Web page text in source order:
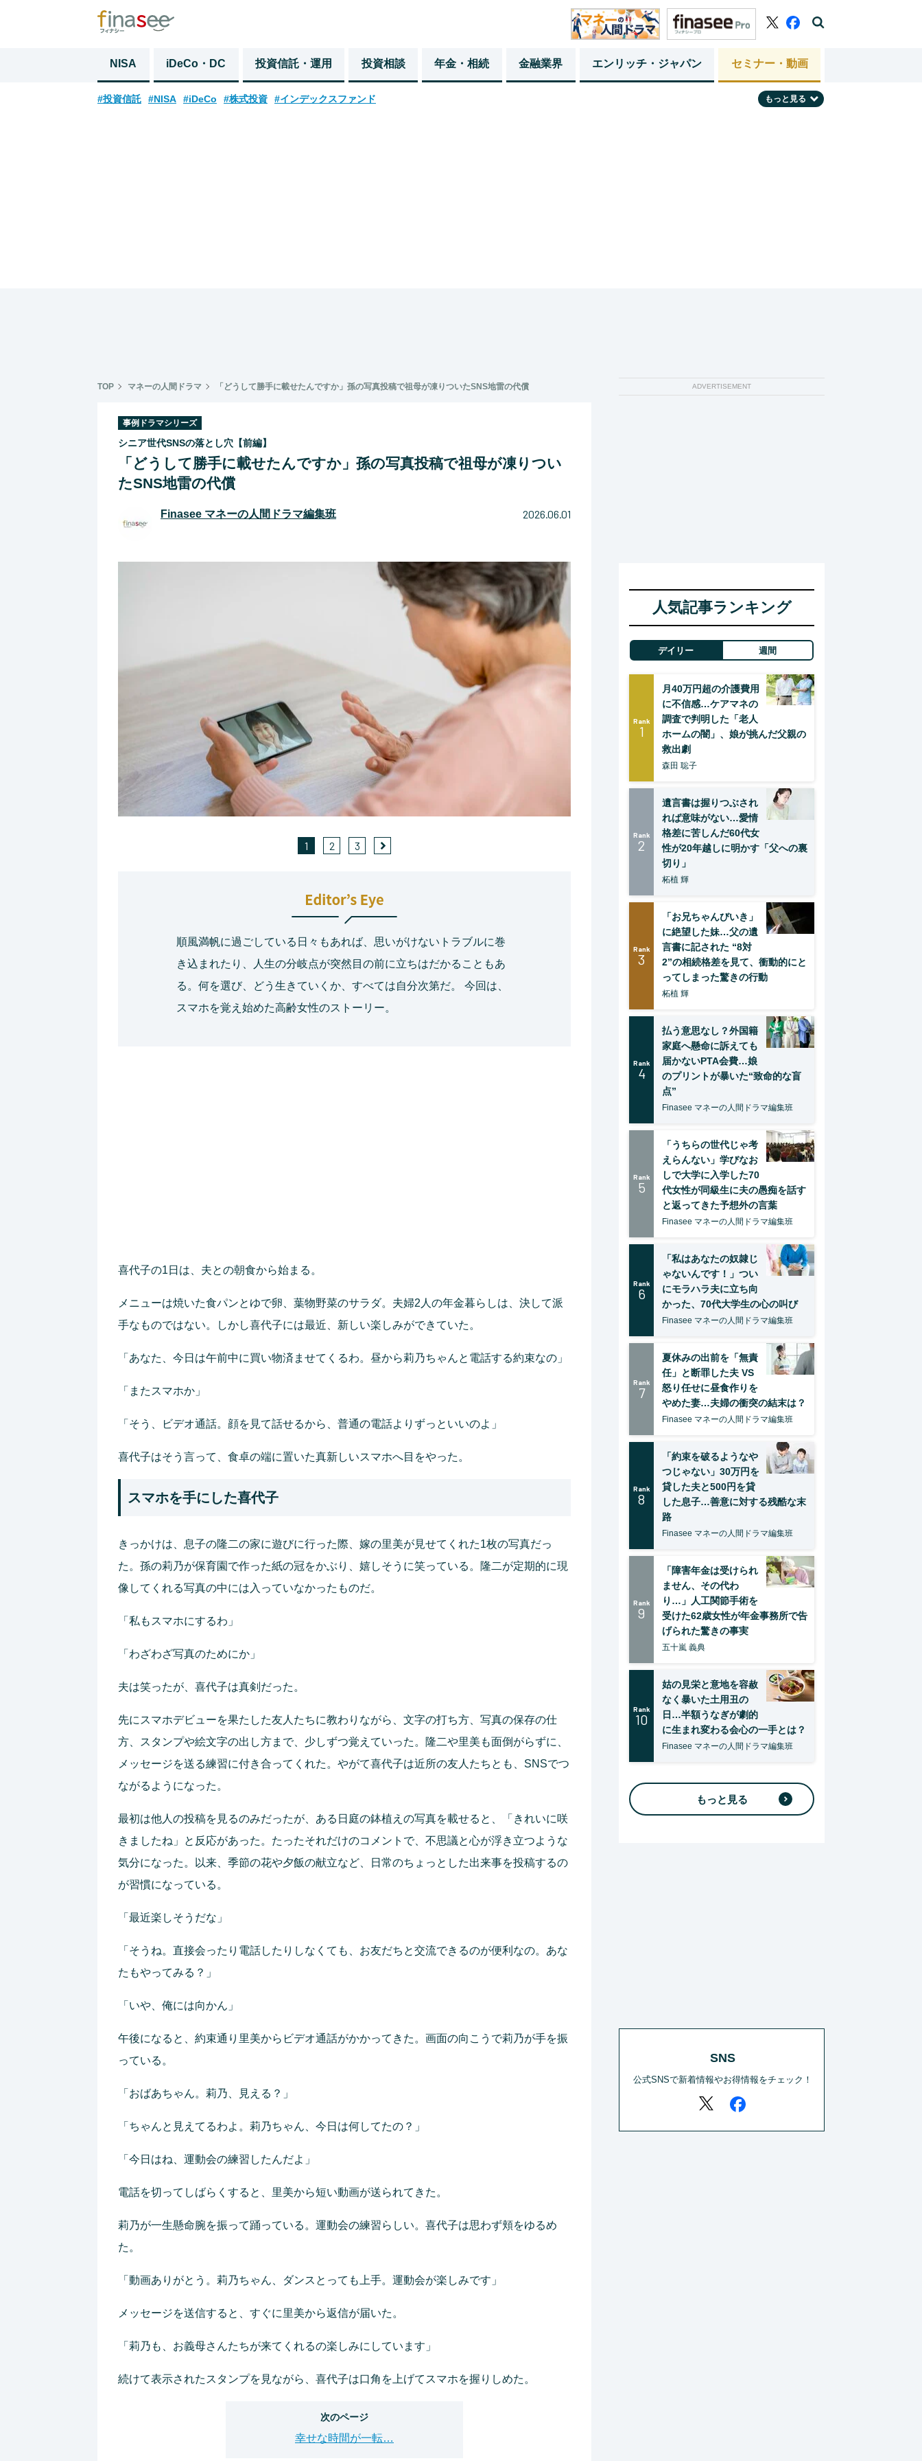
NISA iDeCo・DC 投資信託・運用 投資相談 年金・相続 金融業界 エンリッチ・ジャパン セミナー・動画
#投資信託 #NISA #iDeCo #株式投資 #インデックスファンド もっと見る
TOP マネーの人間ドラマ 「どうして勝手に載せたんですか」孫の写真投稿で祖母が凍りついたSNS地雷の代償
事例ドラマシリーズ
シニア世代SNSの落とし穴【前編】
「どうして勝手に載せたんですか」孫の写真投稿で祖母が凍りつい
たSNS地雷の代償
Finasee マネーの人間ドラマ編集班 2026.06.01
1 2 3
順風満帆に過ごしている日々もあれば、思いがけないトラブルに巻
き込まれたり、人生の分岐点が突然目の前に立ちはだかることもあ
る。何を選び、どう生きていくか、すべては自分次第だ。 今回は、
スマホを覚え始めた高齢女性のストーリー。
喜代子の1日は、夫との朝食から始まる。
メニューは焼いた食パンとゆで卵、葉物野菜のサラダ。夫婦2人の年金暮らしは、決して派
手なものではない。しかし喜代子には最近、新しい楽しみができていた。
「あなた、今日は午前中に買い物済ませてくるわ。昼から莉乃ちゃんと電話する約束なの」
「またスマホか」
「そう、ビデオ通話。顔を見て話せるから、普通の電話よりずっといいのよ」
喜代子はそう言って、食卓の端に置いた真新しいスマホへ目をやった。
スマホを手にした喜代子
きっかけは、息子の隆二の家に遊びに行った際、嫁の里美が見せてくれた1枚の写真だっ
た。孫の莉乃が保育園で作った紙の冠をかぶり、嬉しそうに笑っている。隆二が定期的に現
像してくれる写真の中には入っていなかったものだ。
「私もスマホにするわ」
「わざわざ写真のためにか」
夫は笑ったが、喜代子は真剣だった。
先にスマホデビューを果たした友人たちに教わりながら、文字の打ち方、写真の保存の仕
方、スタンプや絵文字の出し方まで、少しずつ覚えていった。隆二や里美も面倒がらずに、
メッセージを送る練習に付き合ってくれた。やがて喜代子は近所の友人たちとも、SNSでつ
ながるようになった。
最初は他人の投稿を見るのみだったが、ある日庭の鉢植えの写真を載せると、「きれいに咲
きましたね」と反応があった。たったそれだけのコメントで、不思議と心が浮き立つような
気分になった。以来、季節の花や夕飯の献立など、日常のちょっとした出来事を投稿するの
が習慣になっている。
「最近楽しそうだな」
「そうね。直接会ったり電話したりしなくても、お友だちと交流できるのが便利なの。あな
たもやってみる？」
「いや、俺には向かん」
午後になると、約束通り里美からビデオ通話がかかってきた。画面の向こうで莉乃が手を振
っている。
「おばあちゃん。莉乃、見える？」
「ちゃんと見えてるわよ。莉乃ちゃん、今日は何してたの？」
「今日はね、運動会の練習したんだよ」
電話を切ってしばらくすると、里美から短い動画が送られてきた。
莉乃が一生懸命腕を振って踊っている。運動会の練習らしい。喜代子は思わず頬をゆるめ
た。
「動画ありがとう。莉乃ちゃん、ダンスとっても上手。運動会が楽しみです」
メッセージを送信すると、すぐに里美から返信が届いた。
「莉乃も、お義母さんたちが来てくれるの楽しみにしています」
続けて表示されたスタンプを見ながら、喜代子は口角を上げてスマホを握りしめた。
次のページ
幸せな時間が一転…
ADVERTISEMENT
人気記事ランキング
デイリー 週間
Rank
1
月40万円超の介護費用
に不信感…ケアマネの
調査で判明した「老人
ホームの闇」、娘が挑んだ父親の
救出劇
森田 聡子
Rank
2
遺言書は握りつぶされ
れば意味がない…愛情
格差に苦しんだ60代女
性が20年越しに明かす「父への裏
切り」
柘植 輝
Rank
3
「お兄ちゃんびいき」
に絶望した妹…父の遺
言書に記された “8対
2”の相続格差を見て、衝動的にと
ってしまった驚きの行動
柘植 輝
Rank
4
払う意思なし？外国籍
家庭へ懸命に訴えても
届かないPTA会費…娘
のプリントが暴いた“致命的な盲
点”
Finasee マネーの人間ドラマ編集班
Rank
5
「うちらの世代じゃ考
えらんない」学びなお
しで大学に入学した70
代女性が同級生に夫の愚痴を話す
と返ってきた予想外の言葉
Finasee マネーの人間ドラマ編集班
Rank
6
「私はあなたの奴隷じ
ゃないんです！」つい
にモラハラ夫に立ち向
かった、70代大学生の心の叫び
Finasee マネーの人間ドラマ編集班
Rank
7
夏休みの出前を「無責
任」と断罪した夫 VS
怒り任せに昼食作りを
やめた妻…夫婦の衝突の結末は？
Finasee マネーの人間ドラマ編集班
Rank
8
「約束を破るようなや
つじゃない」30万円を
貸した夫と500円を貸
した息子…善意に対する残酷な末
路
Finasee マネーの人間ドラマ編集班
Rank
9
「障害年金は受けられ
ません、その代わ
り…」人工関節手術を
受けた62歳女性が年金事務所で告
げられた驚きの事実
五十嵐 義典
Rank
10
姑の見栄と意地を容赦
なく暴いた土用丑の
日…半額うなぎが劇的
に生まれ変わる会心の一手とは？
Finasee マネーの人間ドラマ編集班
もっと見る
SNS
公式SNSで新着情報やお得情報をチェック！